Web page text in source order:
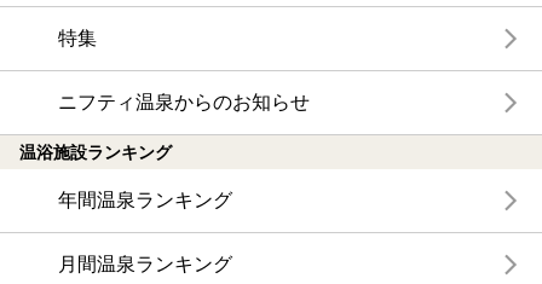
特集
ニフティ温泉からのお知らせ
温浴施設ランキング
年間温泉ランキング
月間温泉ランキング